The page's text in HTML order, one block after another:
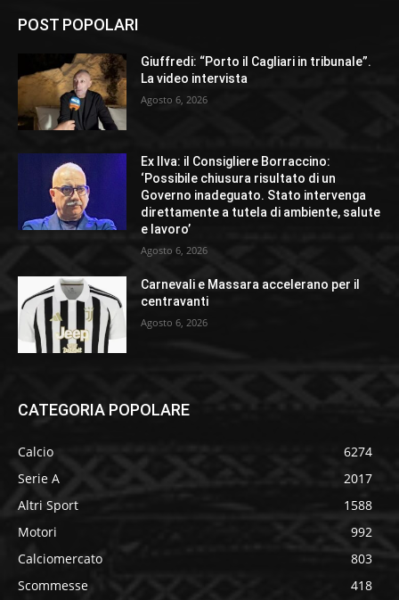
POST POPOLARI
Giuffredi: “Porto il Cagliari in tribunale”.
La video intervista
Agosto 6, 2026
Ex Ilva: il Consigliere Borraccino:
‘Possibile chiusura risultato di un
Governo inadeguato. Stato intervenga
direttamente a tutela di ambiente, salute
e lavoro’
Agosto 6, 2026
Carnevali e Massara accelerano per il
centravanti
Agosto 6, 2026
CATEGORIA POPOLARE
Calcio
6274
Serie A
2017
Altri Sport
1588
Motori
992
Calciomercato
803
Scommesse
418